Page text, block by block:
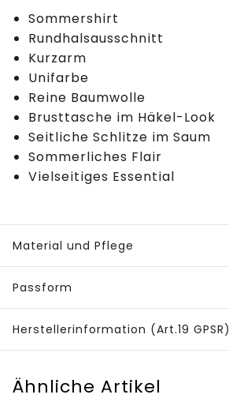
Sommershirt
Rundhalsausschnitt
Kurzarm
Unifarbe
Reine Baumwolle
Brusttasche im Häkel-Look
Seitliche Schlitze im Saum
Sommerliches Flair
Vielseitiges Essential
Material und Pflege
Passform
Herstellerinformation (Art.19 GPSR)
Ähnliche Artikel